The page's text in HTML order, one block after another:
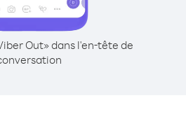
Out» dans l'en-tête de